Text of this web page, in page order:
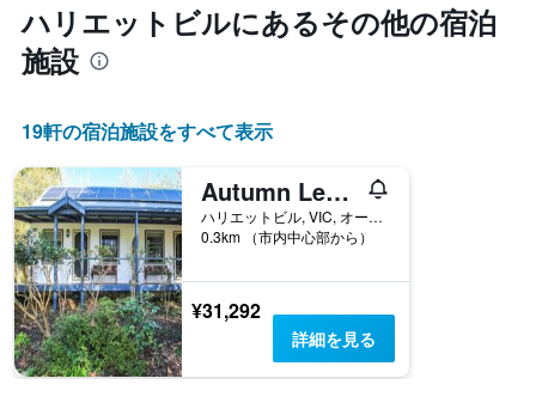
ハリエットビル​にあるその他の宿泊
施設
19​軒の宿泊施設をすべて表示
Autumn Leaf Cottages：コージーアルパインリトリート：コテージ1
ハリエットビル, VIC, オーストラリア
0.3km （市内中心部から）
¥31,292
詳細を見る